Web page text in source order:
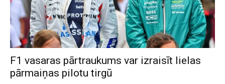
F1 vasaras pārtraukums var izraisīt lielas
pārmaiņas pilotu tirgū